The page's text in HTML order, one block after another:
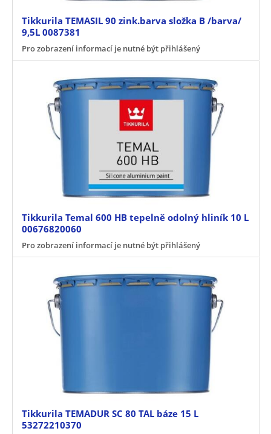
Tikkurila TEMASIL 90 zink.barva složka B /barva/
9,5L 0087381
Pro zobrazení informací je nutné být přihlášený
Tikkurila Temal 600 HB tepelně odolný hliník 10 L
00676820060
Pro zobrazení informací je nutné být přihlášený
Tikkurila TEMADUR SC 80 TAL báze 15 L
53272210370